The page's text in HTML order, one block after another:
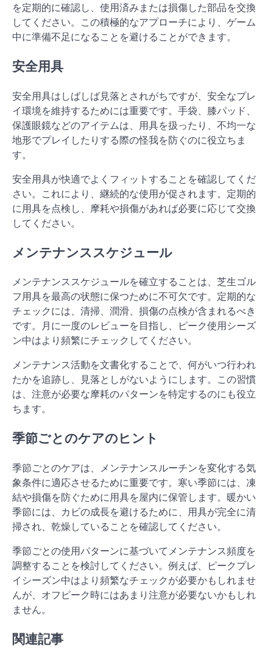
を定期的に確認し、使用済みまたは損傷した部品を交換
してください。この積極的なアプローチにより、ゲーム
中に準備不足になることを避けることができます。
安全用具
安全用具はしばしば見落とされがちですが、安全なプレ
イ環境を維持するためには重要です。手袋、膝パッド、
保護眼鏡などのアイテムは、用具を扱ったり、不均一な
地形でプレイしたりする際の怪我を防ぐのに役立ちま
す。
安全用具が快適でよくフィットすることを確認してくだ
さい。これにより、継続的な使用が促されます。定期的
に用具を点検し、摩耗や損傷があれば必要に応じて交換
してください。
メンテナンススケジュール
メンテナンススケジュールを確立することは、芝生ゴル
フ用具を最高の状態に保つために不可欠です。定期的な
チェックには、清掃、潤滑、損傷の点検が含まれるべき
です。月に一度のレビューを目指し、ピーク使用シーズ
ン中はより頻繁にチェックしてください。
メンテナンス活動を文書化することで、何がいつ行われ
たかを追跡し、見落としがないようにします。この習慣
は、注意が必要な摩耗のパターンを特定するのにも役立
ちます。
季節ごとのケアのヒント
季節ごとのケアは、メンテナンスルーチンを変化する気
象条件に適応させるために重要です。寒い季節には、凍
結や損傷を防ぐために用具を屋内に保管します。暖かい
季節には、カビの成長を避けるために、用具が完全に清
掃され、乾燥していることを確認してください。
季節ごとの使用パターンに基づいてメンテナンス頻度を
調整することを検討してください。例えば、ピークプレ
イシーズン中はより頻繁なチェックが必要かもしれませ
んが、オフピーク時にはあまり注意が必要ないかもしれ
ません。
関連記事